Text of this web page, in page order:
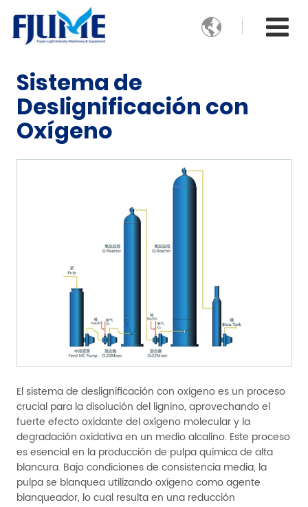

Sistema de
Deslignificación con
Oxígeno
El sistema de deslignificación con oxígeno es un proceso
crucial para la disolución del lignino, aprovechando el
fuerte efecto oxidante del oxígeno molecular y la
degradación oxidativa en un medio alcalino. Este proceso
es esencial en la producción de pulpa química de alta
blancura. Bajo condiciones de consistencia media, la
pulpa se blanquea utilizando oxígeno como agente
blanqueador, lo cual resulta en una reducción